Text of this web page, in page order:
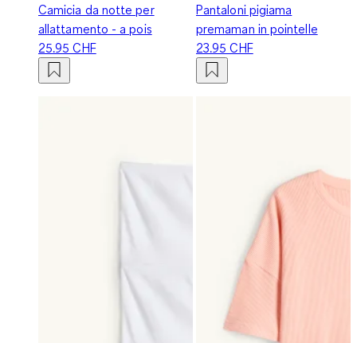
Camicia da notte per
allattamento - a pois
25.95 CHF
Pantaloni pigiama
premaman in pointelle
23.95 CHF